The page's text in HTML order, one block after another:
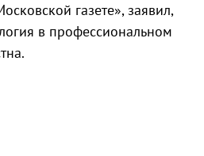
газете», заявил,
в профессиональном